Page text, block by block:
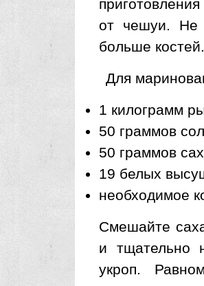
от чешуи. Не
больше костей.
Для
1 килограмм
50 граммов
50 граммов
19 белых
необходимое
Смешайте
и тщательно
укроп.